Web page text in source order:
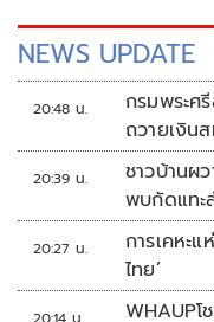
NEWS UPDATE
20:48 น.
กรมพระศ
ถวายเงิ
20:39 น.
ชาวบ้านผ
พบกัดแทะ
20:27 น.
การเคหะ
ไทย’
WHAUP